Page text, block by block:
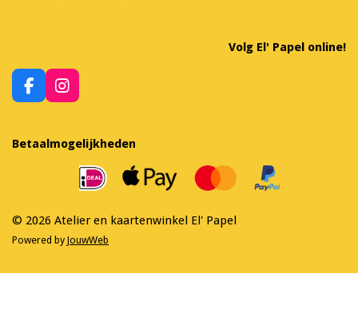
Volg El' Papel online!
F
a
e
b
I
n
a
m
Betaalmogelijkheden
© 2026 Atelier en kaartenwinkel El' Papel
Powered by JouwWeb